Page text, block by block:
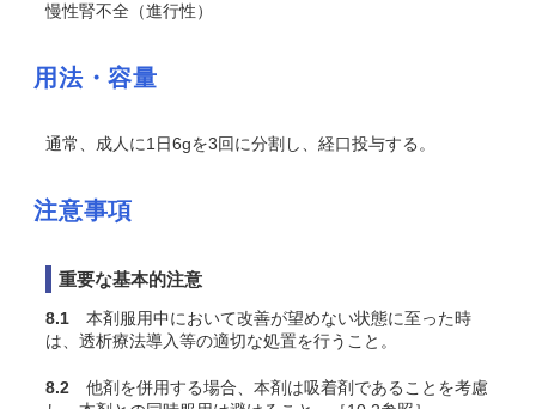
慢性腎不全（進行性）
用法・容量
通常、成人に1日6gを3回に分割し、経口投与する。
注意事項
重要な基本的注意
8.1 本剤服用中において改善が望めない状態に至った時
は、透析療法導入等の適切な処置を行うこと。
8.2 他剤を併用する場合、本剤は吸着剤であることを考慮